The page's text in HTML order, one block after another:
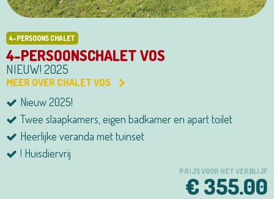
4-PERSOONS CHALET
4-PERSOONSCHALET VOS
NIEUW! 2025
MEER OVER CHALET VOS
Nieuw 2025!
Twee slaapkamers, eigen badkamer en apart toilet
Heerlijke veranda met tuinset
! Huisdiervrij
PRIJS VOOR HET VERBLIJF
€ 355.00